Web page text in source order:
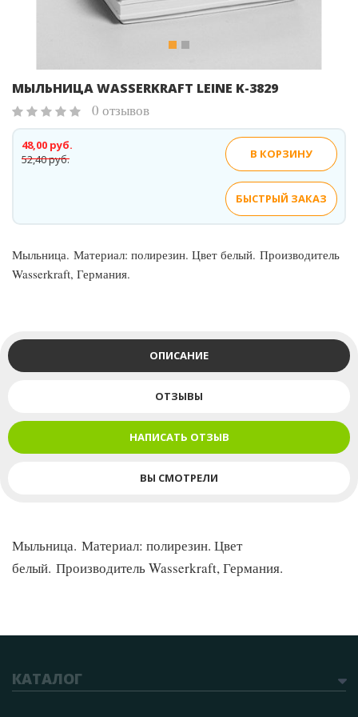
МЫЛЬНИЦА WASSERKRAFT LEINE K-3829
0 отзывов
52,40 руб.
48,00 руб.
В КОРЗИНУ
БЫСТРЫЙ ЗАКАЗ
Мыльница. Материал: полирезин. Цвет белый. Производитель
Wasserkraft, Германия.
ОПИСАНИЕ
ОТЗЫВЫ
НАПИСАТЬ ОТЗЫВ
ВЫ СМОТРЕЛИ
Мыльница. Материал: полирезин. Цвет
белый. Производитель Wasserkraft, Германия.
КАТАЛОГ